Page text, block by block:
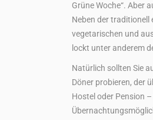
Grüne Woche“. Aber
Neben der traditionell
vegetarischen und
lockt unter anderem
Natürlich sollten Sie
Döner probieren, der
Hostel oder Pension